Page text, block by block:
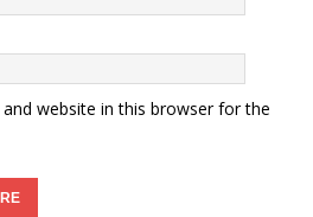
website in this browser for the